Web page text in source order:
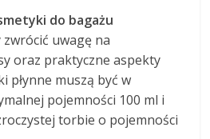
do bagażu
zwrócić uwagę na
oraz praktyczne aspekty
płynne muszą być w
pojemności 100 ml i
torbie o pojemności